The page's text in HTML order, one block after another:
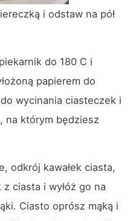
i odstaw na pół
do 180 C i
papierem do
wycinania ciasteczek i
na którym będziesz
odkrój kawałek ciasta,
ciasta i wyłóż go na
Ciasto oprósz mąką i